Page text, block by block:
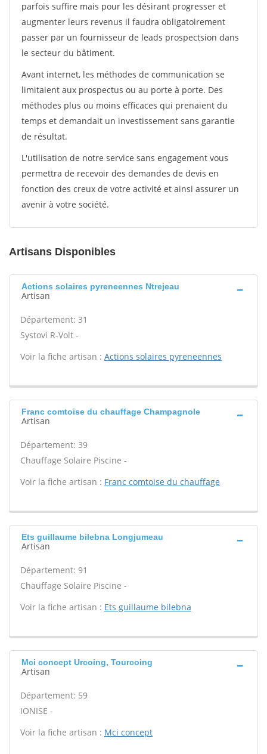
parfois suffire mais pour les désirant progresser et
augmenter leurs revenus il faudra obligatoirement
passer par un fournisseur de leads prospectsion dans
le secteur du bâtiment.
Avant internet, les méthodes de communication se
limitaient aux prospectus ou au porte à porte. Des
méthodes plus ou moins efficaces qui prenaient du
temps et demandait un investissement sans garantie
de résultat.
L'utilisation de notre service sans engagement vous
permettra de recevoir des demandes de devis en
fonction des creux de votre activité et ainsi assurer un
avenir à votre société.
Artisans Disponibles
Actions solaires pyreneennes Ntrejeau
Artisan
Département: 31
Systovi R-Volt -
Voir la fiche artisan : Actions solaires pyreneennes
Franc comtoise du chauffage Champagnole
Artisan
Département: 39
Chauffage Solaire Piscine -
Voir la fiche artisan : Franc comtoise du chauffage
Ets guillaume bilebna Longjumeau
Artisan
Département: 91
Chauffage Solaire Piscine -
Voir la fiche artisan : Ets guillaume bilebna
Mci concept Urcoing, Tourcoing
Artisan
Département: 59
IONISE -
Voir la fiche artisan : Mci concept